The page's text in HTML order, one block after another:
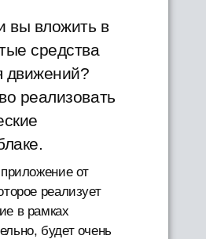
вы вложить в
средства
движений?
реализовать
от
реализует
в рамках
будет очень